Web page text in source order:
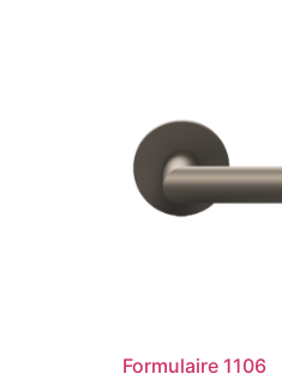
Formulaire 1106